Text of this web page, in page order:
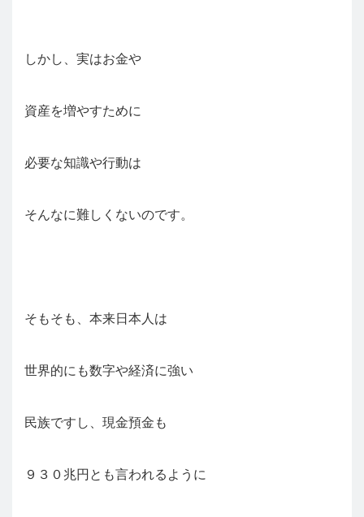
しかし、実はお金や
資産を増やすために
必要な知識や行動は
そんなに難しくないのです。
そもそも、本来日本人は
世界的にも数字や経済に強い
民族ですし、現金預金も
９３０兆円とも言われるように